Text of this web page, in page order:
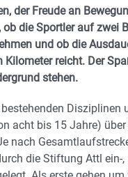
der Freude an
ob die Sportler auf zwei
und ob die
reicht. Der
stehen.
Disziplinen
acht bis 15 Jahre) über
nach
die Stiftung Attl ein-